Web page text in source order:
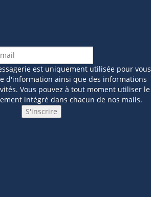
est uniquement utilisée pour vous
d'information ainsi que des informations
Vous pouvez à tout moment utiliser le
intégré dans chacun de nos mails.